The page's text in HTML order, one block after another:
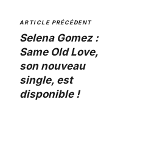
ARTICLE PRÉCÉDENT
Selena Gomez :
Same Old Love,
son nouveau
single, est
disponible !